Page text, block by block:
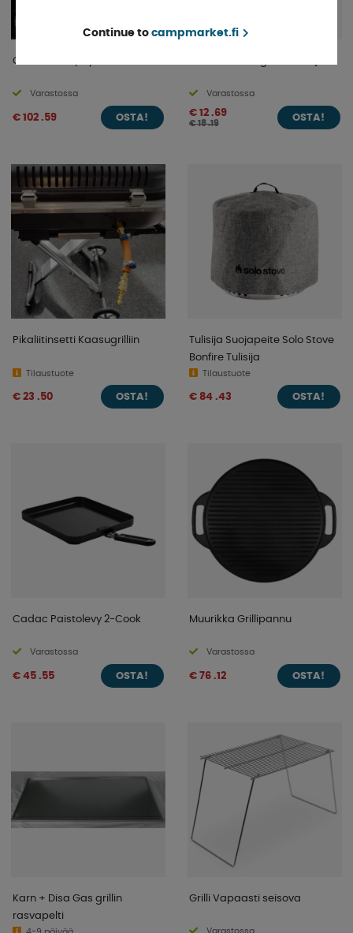
O-Dock Grillipöytä
Varastossa
€ 102 .59 OSTA!
Varastossa
€ 12 .69
€ 18 .19
OSTA!
Pikaliitinsetti Kaasugrilliin
Tilaustuote
€ 23 .50 OSTA!
Tulisija Suojapeite Solo Stove
Bonfire Tulisija
Tilaustuote
€ 84 .43 OSTA!
Cadac Paistolevy 2-Cook
Varastossa
€ 45 .55 OSTA!
Muurikka Grillipannu
Varastossa
€ 76 .12 OSTA!
Karn + Disa Gas grillin
rasvapelti
Grilli Vapaasti seisova
Varastossa
Continue to campmarket.fi